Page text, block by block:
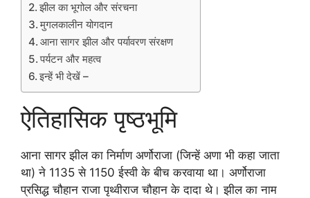
झील का भूगोल और संरचना
मुगलकालीन योगदान
आना सागर झील और पर्यावरण संरक्षण
पर्यटन और महत्व
इन्हें भी देखें –
ऐतिहासिक पृष्ठभूमि
आना सागर झील का निर्माण अर्णोराजा (जिन्हें अणा भी कहा जाता
था) ने 1135 से 1150 ईस्वी के बीच करवाया था। अर्णोराजा
प्रसिद्ध चौहान राजा पृथ्वीराज चौहान के दादा थे। झील का नाम